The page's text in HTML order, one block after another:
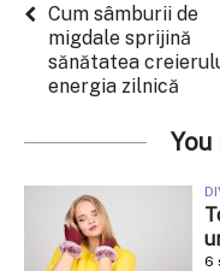
Cum sâmburii de
migdale sprijină
sănătatea
energia zilnică
6